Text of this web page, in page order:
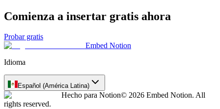
Comienza a insertar gratis ahora
Probar gratis
Embed Notion
Idioma
Español (América Latina)
Hecho para Notion© 2026 Embed Notion. All
rights reserved.